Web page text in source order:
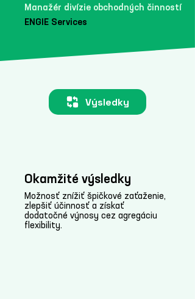
Manažér divízie obchodných činností
ENGIE Services
Výsledky
Okamžité výsledky
Možnosť znížiť špičkové zaťaženie,
zlepšiť účinnosť a získať
dodatočné výnosy cez agregáciu
flexibility.